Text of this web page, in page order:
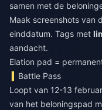
samen met de
Maak screenshots van
einddatum. Tags met
aandacht.
Elation pad =
Battle Pass
Loopt van 12-13
van het beloningspad